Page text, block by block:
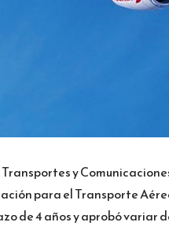
y
para el Transporte
de 4 años y aprobó